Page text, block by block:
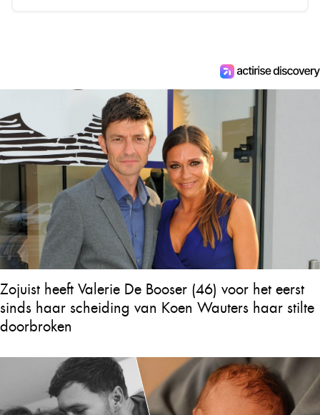
Zojuist heeft Valerie De Booser (46) voor het eerst
sinds haar scheiding van Koen Wauters haar stilte
doorbroken